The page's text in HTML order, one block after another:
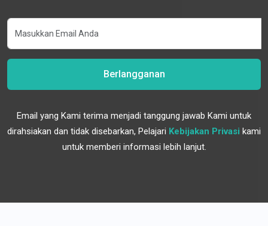
Berlangganan
Email yang Kami terima menjadi tanggung jawab Kami untuk
dirahsiakan dan tidak disebarkan, Pelajari Kebijakan Privasi kami
untuk memberi informasi lebih lanjut.